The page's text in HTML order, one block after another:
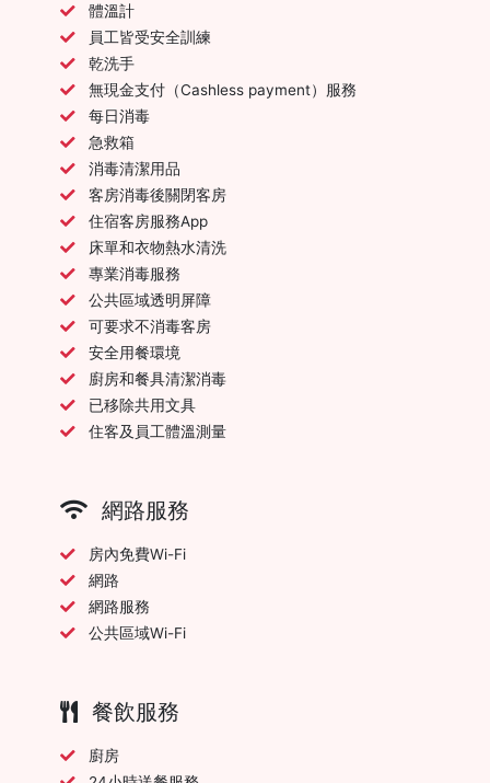
體溫計
員工皆受安全訓練
乾洗手
無現金支付（Cashless payment）服務
每日消毒
急救箱
消毒清潔用品
客房消毒後關閉客房
住宿客房服務App
床單和衣物熱水清洗
專業消毒服務
公共區域透明屏障
可要求不消毒客房
安全用餐環境
廚房和餐具清潔消毒
已移除共用文具
住客及員工體溫測量
網路服務
房內免費Wi-Fi
網路
網路服務
公共區域Wi-Fi
餐飲服務
廚房